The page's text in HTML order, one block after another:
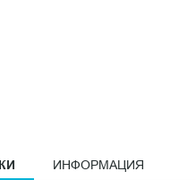
ИНФОРМАЦИЯ